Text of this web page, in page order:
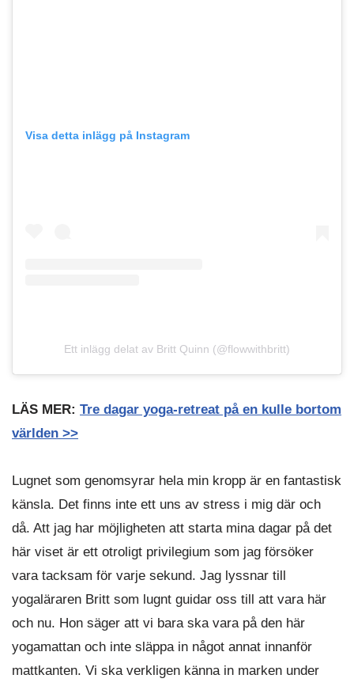
Visa detta inlägg på Instagram
Ett inlägg delat av Britt Quinn (@flowwithbritt)
LÄS MER: Tre dagar yoga-retreat på en kulle bortom
världen >>
Lugnet som genomsyrar hela min kropp är en fantastisk
känsla. Det finns inte ett uns av stress i mig där och
då. Att jag har möjligheten att starta mina dagar på det
här viset är ett otroligt privilegium som jag försöker
vara tacksam för varje sekund. Jag lyssnar till
yogaläraren Britt som lugnt guidar oss till att vara här
och nu. Hon säger att vi bara ska vara på den här
yogamattan och inte släppa in något annat innanför
mattkanten. Vi ska verkligen känna in marken under